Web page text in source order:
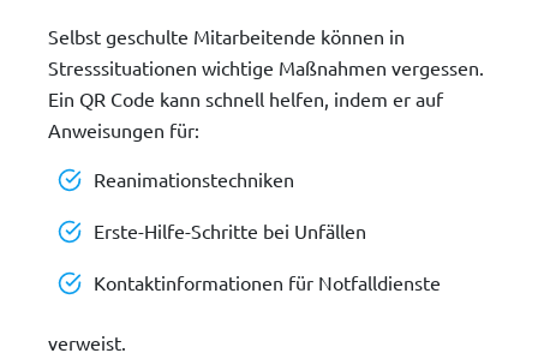
Selbst geschulte Mitarbeitende können in
Stresssituationen wichtige Maßnahmen vergessen.
Ein QR Code kann schnell helfen, indem er auf
Anweisungen für:
Reanimationstechniken
Erste-Hilfe-Schritte bei Unfällen
Kontaktinformationen für Notfalldienste
verweist.